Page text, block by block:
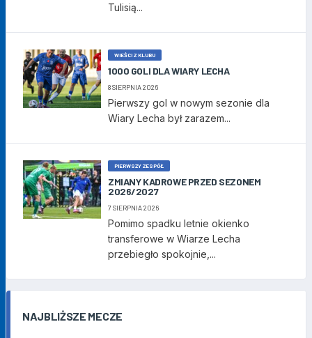
Tulisią...
WIEŚCI Z KLUBU
1000 GOLI DLA WIARY LECHA
8 SIERPNIA 2026
Pierwszy gol w nowym sezonie dla
Wiary Lecha był zarazem...
PIERWSZY ZESPÓŁ
ZMIANY KADROWE PRZED SEZONEM
2026/2027
7 SIERPNIA 2026
Pomimo spadku letnie okienko
transferowe w Wiarze Lecha
przebiegło spokojnie,...
NAJBLIŻSZE MECZE